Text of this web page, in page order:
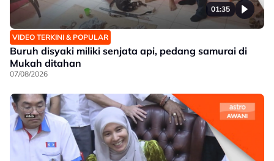
01:35
VIDEO TERKINI & POPULAR
Buruh disyaki miliki senjata api, pedang samurai di
Mukah ditahan
07/08/2026